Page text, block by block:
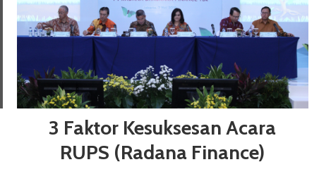
3 Faktor Kesuksesan Acara
RUPS (Radana Finance)